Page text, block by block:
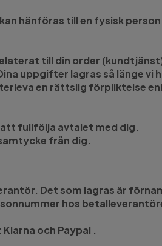
hänföras till en fysisk
till din order
uppgifter lagras så länge vi
en rättslig förpliktelse
fullfölja avtalet med dig.
från dig.
Det som lagras är
hos
och Paypal .